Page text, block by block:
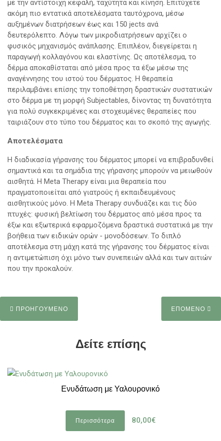
με την αντίστοιχη κεφαλή, ταχύτητα και κίνηση. Επιτύχετε
ακόμη πιο εντατικά αποτελέσματα ταυτόχρονα, μέσω
αυξημένων διατρήσεων έως και 150 jects ανά
δευτερόλεπτο. Λόγω των μικροδιατρήσεων αρχίζει ο
φυσικός μηχανισμός ανάπλασης. Επιπλέον, διεγείρεται η
παραγωγή κολλαγόνου και ελαστίνης. Ως αποτέλεσμα, το
δέρμα αποκαθίσταται από μέσα προς τα έξω μέσω της
αναγέννησης του ιστού του δέρματος. Η θεραπεία
περιλαμβάνει επίσης την τοποθέτηση δραστικών συστατικών
στο δέρμα με τη μορφή Subjectables, δίνοντας τη δυνατότητα
για πολύ συγκεκριμένες και στοχευμένες θεραπείες που
ταιριάζουν στο τύπο του δέρματος και το σκοπό της αγωγής.
Αποτελέσματα
Η διαδικασία γήρανσης του δέρματος μπορεί να επιβραδυνθεί
σημαντικά και τα σημάδια της γήρανσης μπορούν να μειωθούν
αισθητά. Η Meta Therapy είναι μια θεραπεία που
πραγματοποιείται από γιατρούς ή εκπαιδευμένους
αισθητικούς μόνο. Η Meta Therapy συνδυάζει και τις δύο
πτυχές: φυσική βελτίωση του δέρματος από μέσα προς τα
έξω και εξωτερικά εφαρμοζόμενα δραστικά συστατικά με την
βοήθεια των ειδικών ορών - μονοδόσεων. Το διπλό
αποτέλεσμα στη μάχη κατά της γήρανσης του δέρματος είναι
η αντιμετώπιση όχι μόνο των συνεπειών αλλά και των αιτιών
που την προκαλούν.
ΠΡΟΗΓΟΥΜΕΝΟ ΕΠΟΜΕΝΟ
Δείτε επίσης
Ενυδάτωση με Υαλουρονικό
Περισσότερα 80,00€